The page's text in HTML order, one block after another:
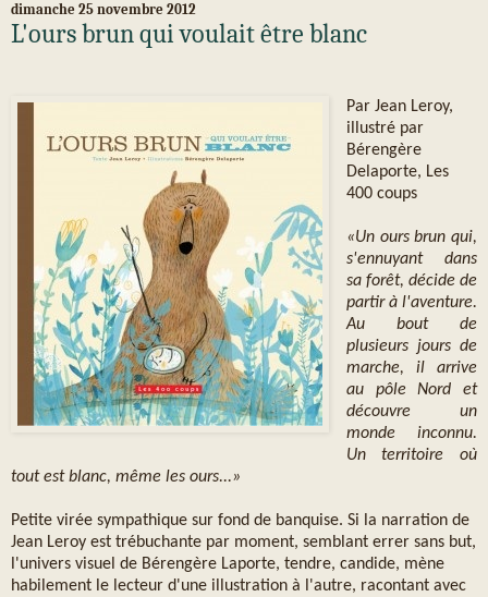
dimanche 25 novembre 2012
L'ours brun qui voulait être blanc
Par Jean Leroy,
illustré par
Bérengère
Delaporte, Les
400 coups
«Un ours brun qui,
s'ennuyant dans
sa forêt, décide de
partir à l'aventure.
Au bout de
plusieurs jours de
marche, il arrive
au pôle Nord et
découvre un
monde inconnu.
Un territoire où
tout est blanc, même les ours...»
Petite virée sympathique sur fond de banquise. Si la narration de
Jean Leroy est trébuchante par moment, semblant errer sans but,
l'univers visuel de Bérengère Laporte, tendre, candide, mène
habilement le lecteur d'une illustration à l'autre, racontant avec